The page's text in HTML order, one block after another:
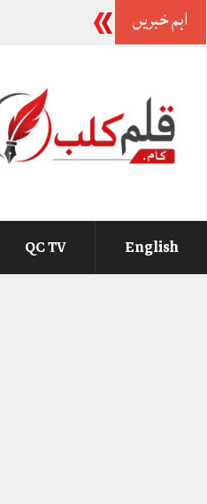
اہم خبریں
English
QC TV